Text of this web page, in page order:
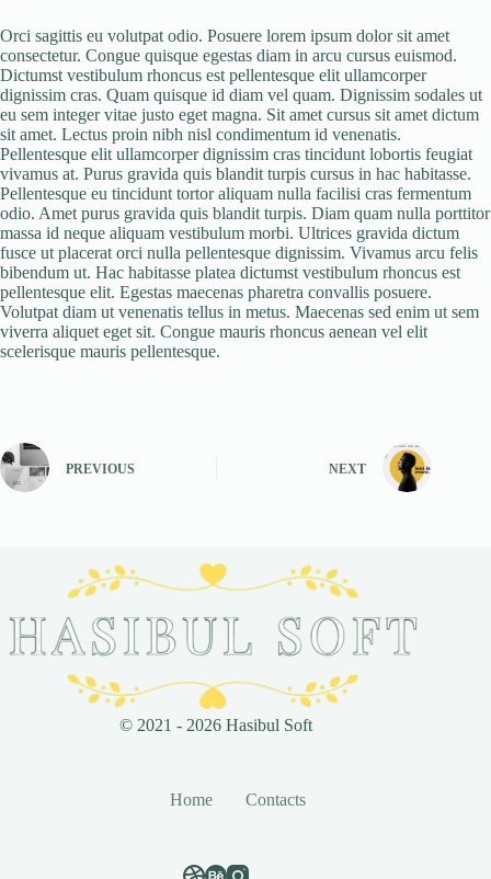
Orci sagittis eu volutpat odio. Posuere lorem ipsum dolor sit amet
consectetur. Congue quisque egestas diam in arcu cursus euismod.
Dictumst vestibulum rhoncus est pellentesque elit ullamcorper
dignissim cras. Quam quisque id diam vel quam. Dignissim sodales ut
eu sem integer vitae justo eget magna. Sit amet cursus sit amet dictum
sit amet. Lectus proin nibh nisl condimentum id venenatis.
Pellentesque elit ullamcorper dignissim cras tincidunt lobortis feugiat
vivamus at. Purus gravida quis blandit turpis cursus in hac habitasse.
Pellentesque eu tincidunt tortor aliquam nulla facilisi cras fermentum
odio. Amet purus gravida quis blandit turpis. Diam quam nulla porttitor
massa id neque aliquam vestibulum morbi. Ultrices gravida dictum
fusce ut placerat orci nulla pellentesque dignissim. Vivamus arcu felis
bibendum ut. Hac habitasse platea dictumst vestibulum rhoncus est
pellentesque elit. Egestas maecenas pharetra convallis posuere.
Volutpat diam ut venenatis tellus in metus. Maecenas sed enim ut sem
viverra aliquet eget sit. Congue mauris rhoncus aenean vel elit
scelerisque mauris pellentesque.
PREVIOUS NEXT
© 2021 - 2026 Hasibul Soft
Home Contacts